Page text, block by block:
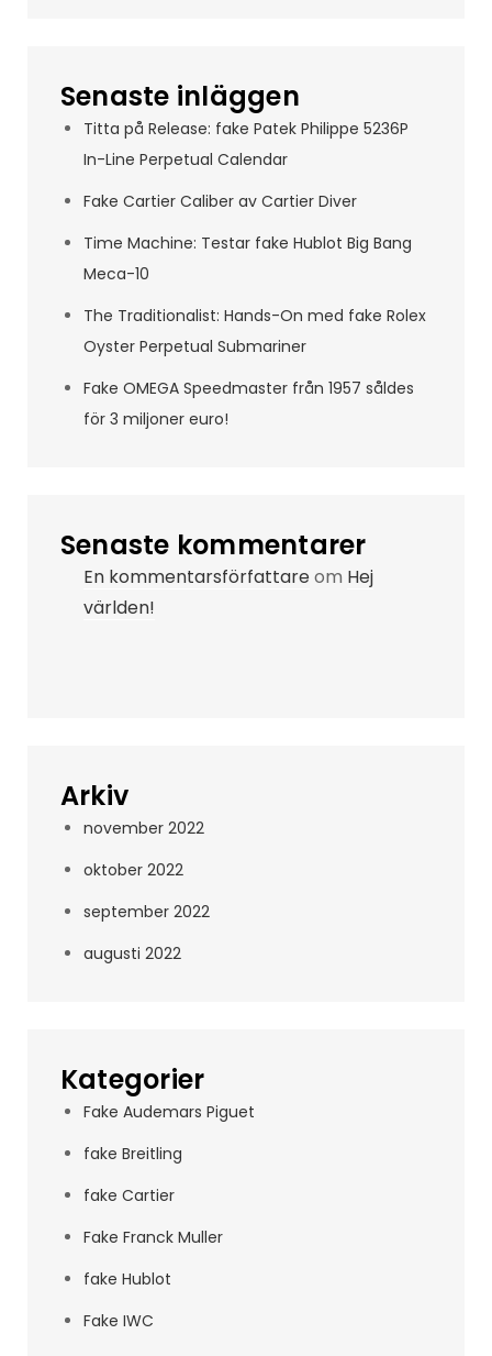
Senaste inläggen
Titta på Release: fake Patek Philippe 5236P
In-Line Perpetual Calendar
Fake Cartier Caliber av Cartier Diver
Time Machine: Testar fake Hublot Big Bang
Meca-10
The Traditionalist: Hands-On med fake Rolex
Oyster Perpetual Submariner
Fake OMEGA Speedmaster från 1957 såldes
för 3 miljoner euro!
Senaste kommentarer
En kommentarsförfattareom Hej
världen!
Arkiv
november 2022
oktober 2022
september 2022
augusti 2022
Kategorier
Fake Audemars Piguet
fake Breitling
fake Cartier
Fake Franck Muller
fake Hublot
Fake IWC